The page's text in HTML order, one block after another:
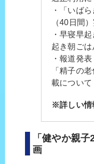
・「いば
（40日間
・早寝早
起き朝ごは
・報道発
「精子の
載について
※詳しい情
「健やか親
画